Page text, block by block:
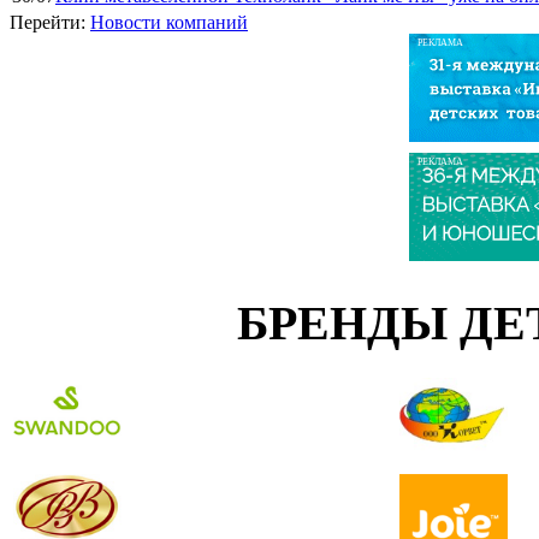
Перейти: Новости компаний
РЕКЛАМА
РЕКЛАМА
БРЕНДЫ